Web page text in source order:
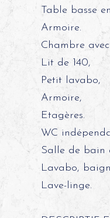
Table basse
Armoire.
Chambre
Lit de 140,
Petit lavabo,
Armoire,
Etagères.
WC
Salle de bain
Lavabo,
Lave-linge.